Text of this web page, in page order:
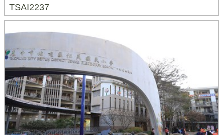
TSAI2237